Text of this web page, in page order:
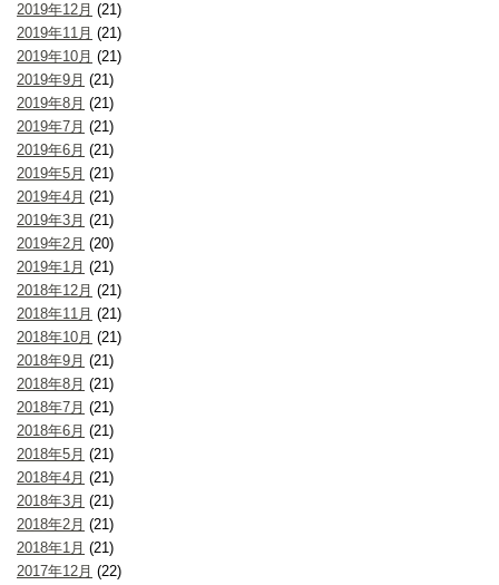
2019年12月 (21)
2019年11月 (21)
2019年10月 (21)
2019年9月 (21)
2019年8月 (21)
2019年7月 (21)
2019年6月 (21)
2019年5月 (21)
2019年4月 (21)
2019年3月 (21)
2019年2月 (20)
2019年1月 (21)
2018年12月 (21)
2018年11月 (21)
2018年10月 (21)
2018年9月 (21)
2018年8月 (21)
2018年7月 (21)
2018年6月 (21)
2018年5月 (21)
2018年4月 (21)
2018年3月 (21)
2018年2月 (21)
2018年1月 (21)
2017年12月 (22)